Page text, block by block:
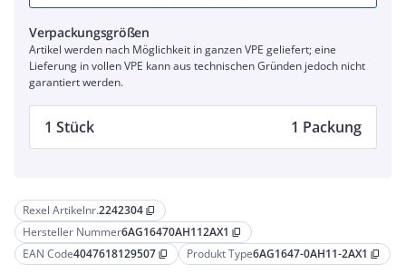
Rexel Artikelnr.2242304 content_copy
Hersteller Nummer6AG16470AH112AX1 content_copy
EAN Code4047618129507 content_copy Produkt Type6AG1647-0AH11-2AX1 content_copy
Verpackungsgrößen
Artikel werden nach Möglichkeit in ganzen VPE geliefert; eine
Lieferung in vollen VPE kann aus technischen Gründen jedoch nicht
garantiert werden.
1 Stück 1 Packung